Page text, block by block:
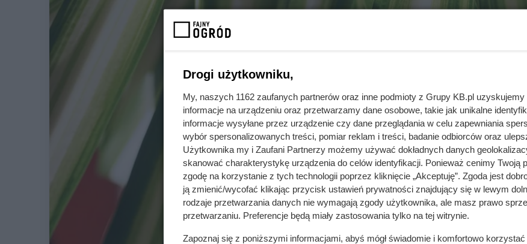
Drogi użytkowniku,
My, naszych 1162 zaufanych partnerów oraz inne podmioty z Grupy KB.pl
informacje na urządzeniu oraz przetwarzamy dane osobowe, takie jak unikalne
informacje wysyłane przez urządzenie czy dane przeglądania w celu zapewniania
wybór spersonalizowanych treści, pomiar reklam i treści, badanie odbiorców oraz
Użytkownika my i Zaufani Partnerzy możemy używać dokładnych danych
skanować charakterystykę urządzenia do celów identyfikacji. Ponieważ cenimy Twoją
zgodę na korzystanie z tych technologii poprzez kliknięcie „Akceptuję”. Zgoda jest
ją zmienić/wycofać klikając przycisk ustawień prywatności znajdujący się w lewym
rodzaje przetwarzania danych nie wymagają zgody użytkownika, ale masz prawo
przetwarzaniu. Preferencje będą miały zastosowania tylko na tej witrynie.
Zapoznaj się z poniższymi informacjami, abyś mógł świadomie i komfortowo